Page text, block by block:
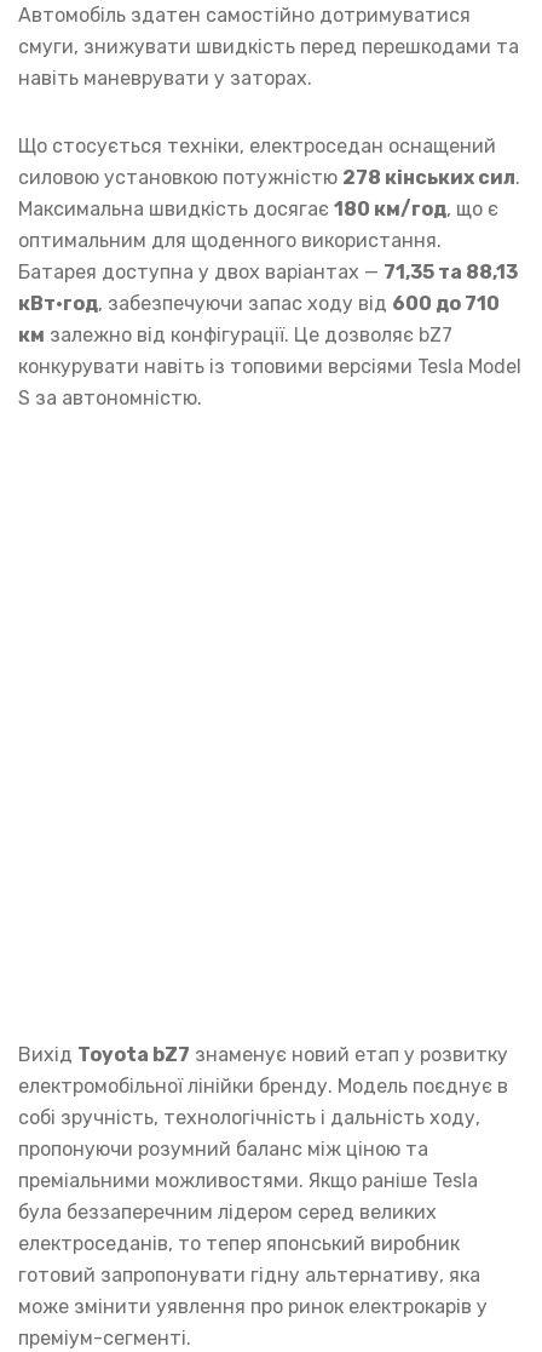
Автомобіль здатен самостійно дотримуватися
смуги, знижувати швидкість перед перешкодами та
навіть маневрувати у заторах.
Що стосується техніки, електроседан оснащений
силовою установкою потужністю 278 кінських сил.
Максимальна швидкість досягає 180 км/год, що є
оптимальним для щоденного використання.
Батарея доступна у двох варіантах — 71,35 та 88,13
кВт·год, забезпечуючи запас ходу від 600 до 710
км залежно від конфігурації. Це дозволяє bZ7
конкурувати навіть із топовими версіями Tesla Model
S за автономністю.
Вихід Toyota bZ7 знаменує новий етап у розвитку
електромобільної лінійки бренду. Модель поєднує в
собі зручність, технологічність і дальність ходу,
пропонуючи розумний баланс між ціною та
преміальними можливостями. Якщо раніше Tesla
була беззаперечним лідером серед великих
електроседанів, то тепер японський виробник
готовий запропонувати гідну альтернативу, яка
може змінити уявлення про ринок електрокарів у
преміум-сегменті.